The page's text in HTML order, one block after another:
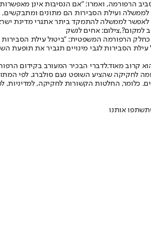
הרפורמה, ואמרו: "‏אם הנסיבות אינן
ועילת הסבירות הם מתונים ומתבקשים,
לאפשר לממשלה להתמקד ביתר אתגרי מדינת
למקום?,צילום: אחים לנשק
הרפורמה המשפטית: "ביטול עילת הסבירות
עילת הסבירות לגבי מינויים תגביר את
קרוב מאוד.לדברי הבכיר המעורב בקידום
לחקיקה שהציע השופט נעם סולברג. לפי
החלטות הקשורות לחקיקה, למדיניות,
אותנו